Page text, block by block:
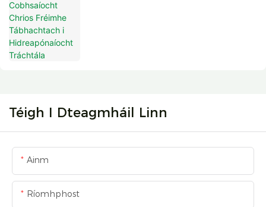
Téigh I Dteagmháil Linn
Ainm
Ríomhphost